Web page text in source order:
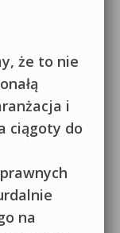
że to nie
i
ciągoty do
na